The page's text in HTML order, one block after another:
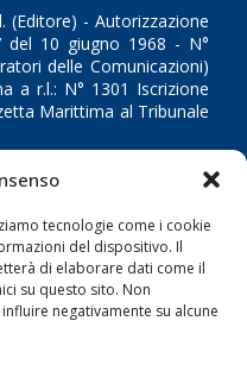
tecnologie come i cookie
del dispositivo. Il
di elaborare dati come il
su questo sito. Non
negativamente su alcune
(Editore) - Autorizzazione
del 10 giugno 1968 - N°
delle Comunicazioni)
a r.l.: N° 1301 Iscrizione
Marittima al Tribunale